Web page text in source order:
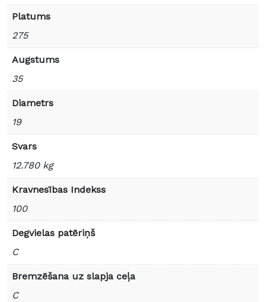
Platums
275
Augstums
35
Diametrs
19
Svars
12.780 kg
Kravnesības Indekss
100
Degvielas patēriņš
C
Bremzēšana uz slapja ceļa
C